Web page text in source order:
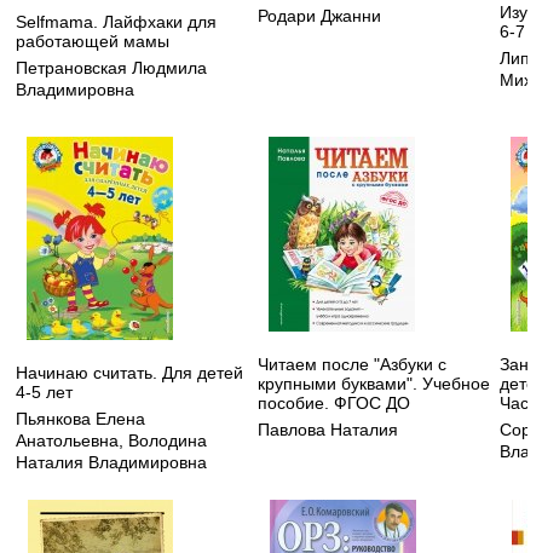
Selfmama. Лайфхаки для
работающей мамы
Петрановская Людмила
Владимировна
Родари Джанни
6-7
Начинаю считать. Для детей
4-5 лет
Пьянкова Елена
Анатольевна, Володина
Наталия Владимировна
Читаем после "Азбуки с
крупными буквами". Учебное
пособие. ФГОС ДО
Павлова Наталия